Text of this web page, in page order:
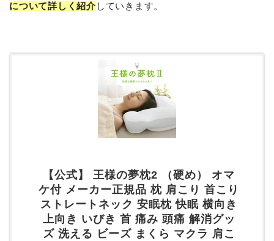
について詳しく紹介していきます。
【公式】 王様の夢枕2 （硬め） オマ
ケ付 メーカー正規品 枕 肩こり 首こり
ストレートネック 安眠枕 快眠 横向き
上向き いびき 首 痛み 頭痛 解消グッ
ズ 洗える ビーズ まくら マクラ 肩こ